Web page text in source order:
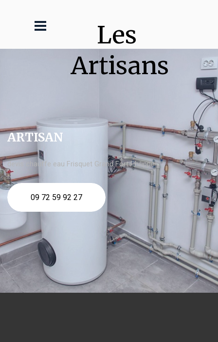
Les
Artisans
ARTISAN
devis chauffe eau Frisquet Grand Fort Philippe
09 72 59 92 27